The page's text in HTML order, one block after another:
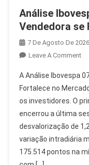
Análise
Vendedora se
7 De Agosto De 2026
Leave A CommentOn
Se
A Análise Ibovespa
Fortalece no
os investidores. O
encerrou a última
desvalorização de
variação intradiária
175.514 pontos na